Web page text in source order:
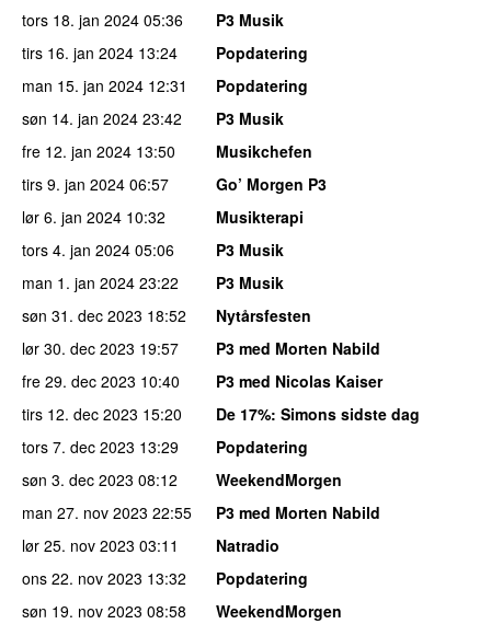
tors 18. jan 2024 05:36
P3 Musik
tirs 16. jan 2024 13:24
Popdatering
man 15. jan 2024 12:31
Popdatering
søn 14. jan 2024 23:42
P3 Musik
fre 12. jan 2024 13:50
Musikchefen
tirs 9. jan 2024 06:57
Go’ Morgen P3
lør 6. jan 2024 10:32
Musikterapi
tors 4. jan 2024 05:06
P3 Musik
man 1. jan 2024 23:22
P3 Musik
søn 31. dec 2023 18:52
Nytårsfesten
lør 30. dec 2023 19:57
P3 med Morten Nabild
fre 29. dec 2023 10:40
P3 med Nicolas Kaiser
tirs 12. dec 2023 15:20 De 17%: Simons sidste dag
tors 7. dec 2023 13:29
Popdatering
søn 3. dec 2023 08:12
WeekendMorgen
man 27. nov 2023 22:55
P3 med Morten Nabild
lør 25. nov 2023 03:11
Natradio
ons 22. nov 2023 13:32
Popdatering
søn 19. nov 2023 08:58
WeekendMorgen